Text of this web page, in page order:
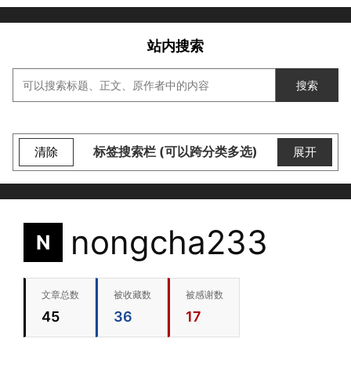
站内搜索
清除 标签搜索栏 (可以跨分类多选) 展开
N nongcha233
文章总数
45
被收藏数
36
被感谢数
17